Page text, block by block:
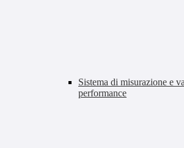
Sistema di misurazione e
performance